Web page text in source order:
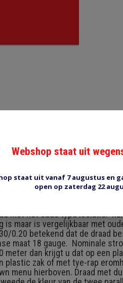
draad met dunne PVC
toegepast in auto's etc. Een
Conductors of
with hard grade PVC.
met het oude type isolatie.
is maar is vergelijkbaar met
0.20 betekend dat de draad
maat 18 gauge. Nominale
meter dan krijgt u dat op een
plastic zak of met tye-rap
menu hierboven. Draad met
Webshop staat uit
staat uit vanaf 7 augustus en
open op zaterdag 22